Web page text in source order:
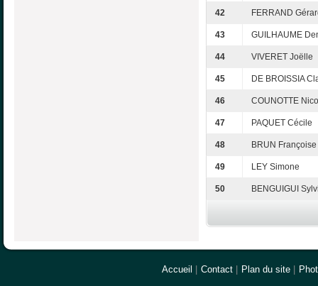
42 FERRAND
43 GUILHAUME
44 VIVERET Joëlle
45 DE BROISSIA
46 COUNOTTE
47 PAQUET Cécile
48 BRUN Françoise
49 LEY Simone
50 BENGUIGUI
Accueil Contact Plan du site